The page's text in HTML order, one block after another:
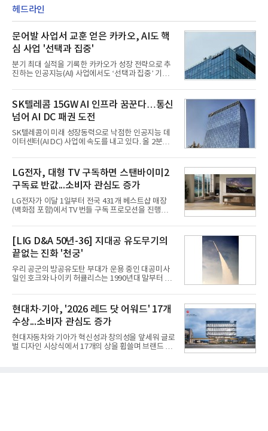
헤드라인
문어발 사업서 교훈 얻은 카카오, AI도 핵
심 사업 '선택과 집중'
분기 최대 실적을 기록한 카카오가 성장 전략으로 추
진하는 인공지능(AI) 사업에서도 ‘선택과 집중’ 기조
라 투자에 나서는 것과 달리, 카카오는 ‘카카오톡’이
라는 플랫폼 경쟁력을 활용한 AI 에이전트 서비스에
집중하는 전략이다. 과거 무리한 사업 확장 과정에서
겪었던 시행착오를 되풀이하지 않고 핵심 역량에 집
중하겠다는 취지로 풀이된다.7일 업계에 따르면 카카
오는 올해 2분기 연결 기준 매출 2조985억원, 영업이
익 2770억원을 기록했다. 전년 동기 대비 매출과 영업
은 4884억
SK텔레콤 15GW AI 인프라 꿈꾼다…통신
넘어 AI DC 패권 도전
SK텔레콤이 미래 성장동력으로 낙점한 인공지능 데
이터센터(AI DC) 사업에 속도를 내고 있다. 올 2분기
는 2035년까지 총 15GW(기가와트) 규모의 AI DC를
구축하겠다는 대형 청사진을 제시하면서다. 이에 따
라 경쟁 구도 역시 이동통신사인 KT, LG유플러스를
넘어 네이버, 삼성SDS 등 IT 인프라 기업으로 확장되
고 있다.7일 SK텔레콤에 따르면 회사는 올해 2분기
연결 기준 매출 4조 3591억원, 영업이익 5660억원을
기록했다. 매출은 전년 동기 대비 0.5%, 영업이익은
따른 기저효과가 실
LG전자, 대형 TV 구독하면 스탠바이미2
구독료 반값...소비자 관심도 증가
LG전자가 이달 1일부터 전국 431개 베스트샵 매장
(백화점 포함)에서 TV 번들 구독 프로모션을 진행하고
인해주는 프로모션이다.대상 제품은 65·77·83형 올
레드, 75·86·100형 마이크로 RGB, 75·86형 미니
RGB 등 거실용 TV로 인기가 높은 베스트셀러 TV 20
개 모델이며, 동시 구독 계약 시 스탠바이미2(모델명
27LX6TPGA) 구독료를 50% 할인 받을 수 있다. 프로
모션 대상 모델과 혜택, 구독료 등 프로모션 세부 사항
은 베스트샵 판매 매니저에게 문의하면 자세히 안내
등으로 이전
[LIG D&A 50년-36] 지대공 유도무기의
끝없는 진화 '천궁'
우리 공군의 방공유도탄 부대가 운용 중인 대공미사
일인 호크와 나이키 허큘리스는 1990년대 말부터 성
기존 미사일체계를 대체할 중고도 및 중거리 대공미
사일을 개발하기로 결정했다.처음 KM-SAM 사업으로
불린 이 사업의 명칭은 호크(Iron Hawk, 철매)를 대체
한다는 의미에서 ‘철매Ⅱ’ 로 정해졌다. 철매Ⅱ 개발
사업은 미사일체계 완성 후인 2011년 ‘천궁(天弓)’으
로 다시 장비명이 바뀌었다. 17개 업체와 관련 기관이
참여한 가운데 LIG 넥스원은 탐색 개발에서 체계개발
현대차·기아, '2026 레드 닷 어워드' 17개
수상...소비자 관심도 증가
현대자동차와 기아가 혁신성과 창의성을 앞세워 글로
벌 디자인 시상식에서 17개의 상을 휩쓸며 브랜드 경